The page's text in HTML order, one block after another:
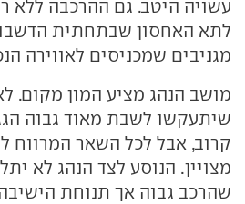
עשויה היטב. גם ההרכבה ללא
מגניבים שמכניסים לאווירה
מושב הנהג מציע המון מקום.
שיתעקשו לשבת מאוד גבוה
קרוב, אבל לכל השאר המרווח
מצויין. הנוסע לצד הנהג לא
שהרכב גבוה אך תנוחת